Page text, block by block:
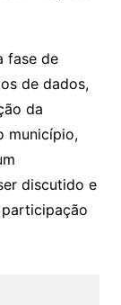
fase de
de dados,
da
município,
discutido e